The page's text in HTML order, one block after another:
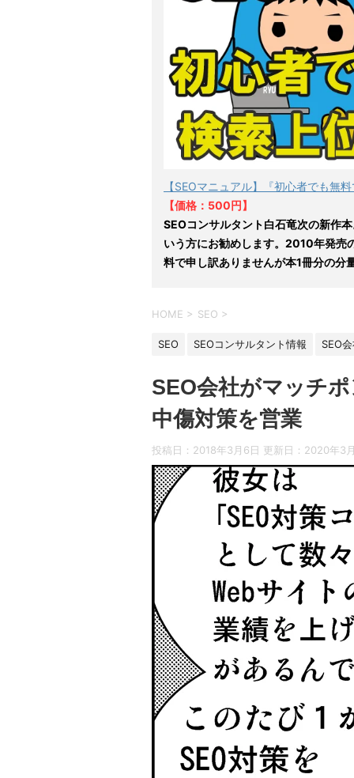
【SEOマニュアル】『初心者でも無
【価格：500円】
SEOコンサルタント白石竜次の新作
いう方にお勧めします。2010年発売
料で申し訳ありませんが本1冊分の分
HOME > SEO >
SEO SEOコンサルタント情報 SEO
SEO会社がマッチ
中傷対策を営業
投稿日：2018年3月6日 更新日： 2020年3